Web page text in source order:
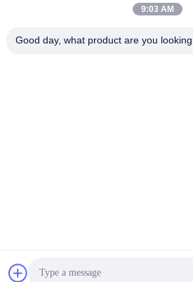
2018-2026 ANHUI CRYSTRO
Alle. Alle Rechte
9:03 AM
Good day, what product are you